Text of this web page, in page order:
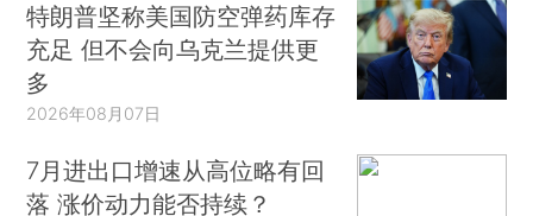
特朗普坚称美国防空弹药库存
充足 但不会向乌克兰提供更
多
2026年08月07日
7月进出口增速从高位略有回
落 涨价动力能否持续？